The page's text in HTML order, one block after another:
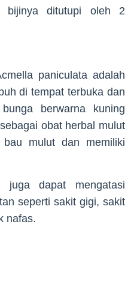
bijinya ditutupi oleh 2
paniculata adalah
di tempat terbuka dan
berwarna kuning
obat herbal mulut
bau mulut dan memiliki
dapat mengatasi
seperti sakit gigi, sakit
nafas.